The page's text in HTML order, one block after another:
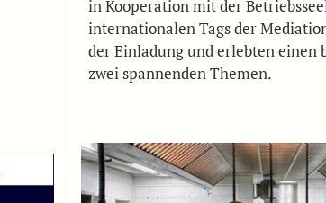
in Kooperation mit der
internationalen Tags der
der Einladung und erlebten einen
zwei spannenden Themen.